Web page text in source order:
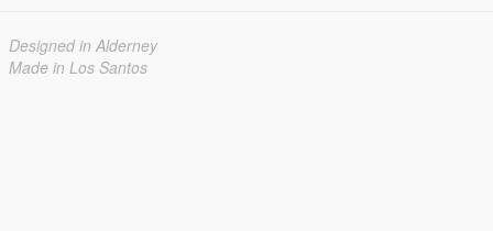
Designed in Alderney
Made in Los Santos